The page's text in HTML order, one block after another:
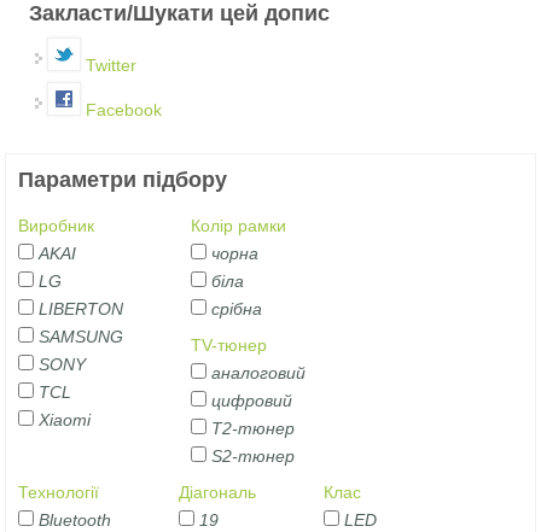
Закласти/Шукати цей допис
Twitter
Facebook
Параметри підбору
Виробник
AKAI
LG
LIBERTON
SAMSUNG
SONY
TCL
Xiaomi
Колір рамки
чорна
біла
срібна
TV-тюнер
аналоговий
цифровий
Т2-тюнер
S2-тюнер
Технології
Bluetooth
Діагональ
19
Клас
LED